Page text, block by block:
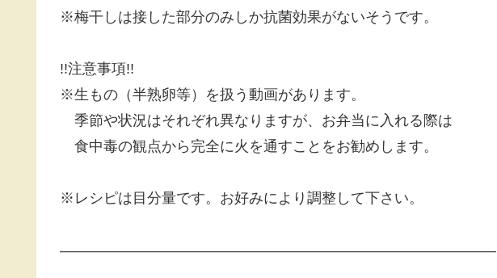
※梅干しは接した部分のみしか抗菌効果がないそうです。
!!注意事項!!
※生もの（半熟卵等）を扱う動画があります。
季節や状況はそれぞれ異なりますが、お弁当に入れる際は
食中毒の観点から完全に火を通すことをお勧めします。
※レシピは目分量です。お好みにより調整して下さい。
——————————————————————————————